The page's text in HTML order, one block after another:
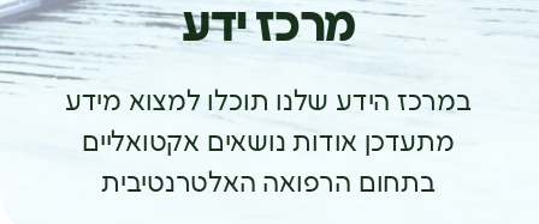
מרכז ידע
במרכז הידע שלנו תוכלו למצוא מידע
מתעדכן אודות נושאים אקטואליים
בתחום הרפואה האלטרנטיבית